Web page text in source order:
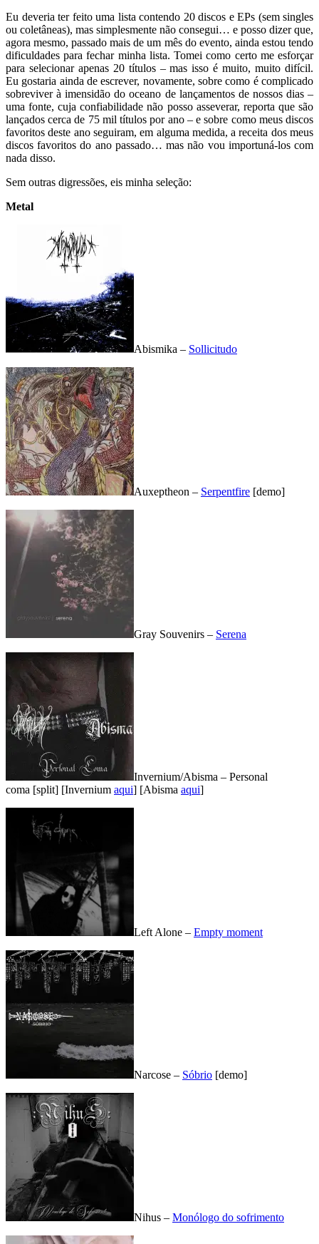
Eu deveria ter feito uma lista contendo 20 discos e EPs (sem singles
ou coletâneas), mas simplesmente não consegui… e posso dizer que,
agora mesmo, passado mais de um mês do evento, ainda estou tendo
dificuldades para fechar minha lista. Tomei como certo me esforçar
para selecionar apenas 20 títulos – mas isso é muito, muito difícil.
Eu gostaria ainda de escrever, novamente, sobre como é complicado
sobreviver à imensidão do oceano de lançamentos de nossos dias –
uma fonte, cuja confiabilidade não posso asseverar, reporta que são
lançados cerca de 75 mil títulos por ano – e sobre como meus discos
favoritos deste ano seguiram, em alguma medida, a receita dos meus
discos favoritos do ano passado… mas não vou importuná-los com
nada disso.
Sem outras digressões, eis minha seleção:
Metal
Abismika – Sollicitudo
Auxeptheon – Serpentfire [demo]
Gray Souvenirs – Serena
Invernium/Abisma – Personal
coma [split] [Invernium aqui] [Abisma aqui]
Left Alone – Empty moment
Narcose – Sóbrio [demo]
Nihus – Monólogo do sofrimento